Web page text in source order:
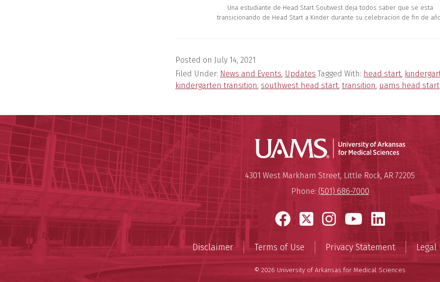
Una estudiante de Head Start Soutwest deja todos saber que se esta
transicionando de Head Start a Kinder durante su celebracion de fin de
Posted on July 14, 2021
Filed Under: News and Events, Updates Tagged With: head start,
kindergarten transition, southwest head start, transition, uams head start
University of Arkansas for
Mailing Address:
4301 West Markham Street, Little Rock, AR 72205
Phone: (501) 686-7000
Facebook
X Instagram
YouTube
Disclaimer Terms of Use Privacy Statement Legal
© 2026 University of Arkansas for Medical Sciences